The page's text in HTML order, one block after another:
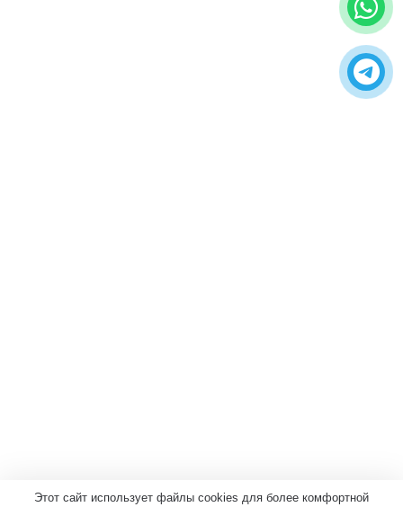
Этот сайт использует файлы cookies для более комфортной